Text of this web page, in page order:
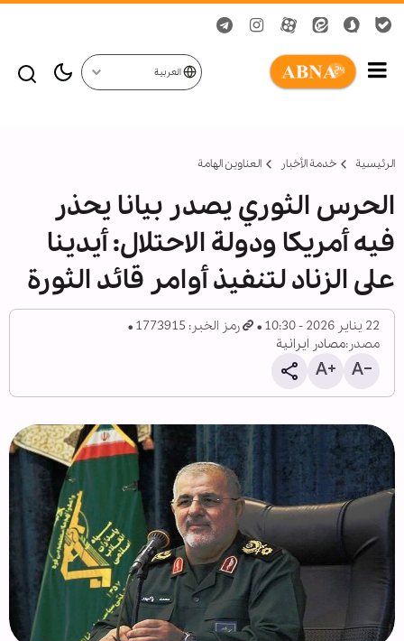
العربية
الرئيسية خدمة الأخبار العناوين الهامة
الحرس الثوري يصدر بيانا يحذر
فيه أمريكا ودولة الاحتلال: أيدينا
على الزناد لتنفيذ أوامر قائد الثورة
22 يناير 2026 - 10:30
رمز الخبر: 1773915
مصدر:مصادر ايرانية